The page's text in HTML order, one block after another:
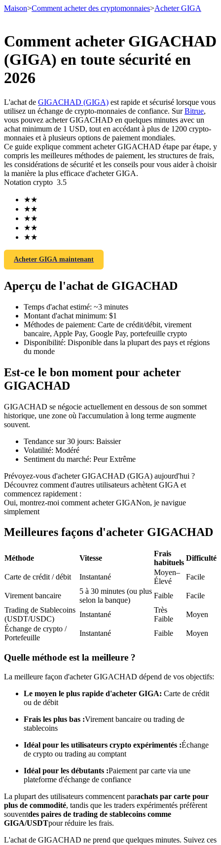
Contrats à terme
Futures USDT
Futures utilisant l'USDT comme garantie
Contrats à terme sur crypto-monnaie
TradFi
Produits dérivés sur actions, forex, métaux précieux et matières
premières
Futures USDC
Futures utilisant l'USDC comme garantie
Copie de Trading
Rejoignez les meilleurs traders
Devenez un trader de copie
Profitez du partage des bénéfices et des commissions de copy
trading
Information
commerciales, etc.
Maison>Comment acheter des cryptomonnaies>Acheter GIGA
Comment acheter GIGACHAD
(GIGA) en toute sécurité en
2026
L'achat de GIGACHAD (GIGA) est rapide et sécurisé lorsque vous
utilisez un échange de crypto-monnaies de confiance. SurBitrue,
vous pouvez acheter GIGACHAD en quelques minutes avec un
achat minimum de 1 USD, tout en accédant à plus de 1200 crypto-
monnaies et à plusieurs options de paiement mondiales.
Ce guide explique comment acheter GIGACHAD étape par étape, y
compris les meilleures méthodes de paiement, les structures de frais,
les considérations de sécurité et les conseils pour vous aider à choisir
la manière la plus efficace d'acheter GIGA.
Notation crypto 3.5
★★
★★
★★
★★
★★
Acheter GIGA maintenant
Aperçu de l'achat de GIGACHAD
Temps d'achat estimé: ~3 minutes
Montant d'achat minimum: $1
Méthodes de paiement: Carte de crédit/débit, virement
bancaire, Apple Pay, Google Pay, portefeuille crypto
Disponibilité: Disponible dans la plupart des pays et régions
du monde
Est-ce le bon moment pour acheter
GIGACHAD
GIGACHAD se négocie actuellement en dessous de son sommet
historique, une zone où l'accumulation à long terme augmente
souvent.
Tendance sur 30 jours: Baissier
Volatilité: Modéré
Sentiment du marché: Peur Extrême
Prévoyez-vous d'acheter GIGACHAD (GIGA) aujourd'hui ?
Découvrez comment d'autres utilisateurs achètent GIGA et
commencez rapidement :
Oui, montrez-moi comment acheter GIGANon, je navigue
simplement
Meilleures façons d'acheter GIGACHAD
Méthode Vitesse
Frais
habituels
Difficulté
Carte de crédit / débit Instantané
Moyen–
Élevé
Facile
Virement bancaire
5 à 30 minutes (ou plus
selon la banque)
Faible
Facile
Trading de Stablecoins
(USDT/USDC)
Instantané
Très
Faible
Moyen
Échange de crypto /
Portefeuille
Instantané Faible Moyen
Quelle méthode est la meilleure ?
La meilleure façon d'acheter GIGACHAD dépend de vos objectifs:
Le moyen le plus rapide d'acheter GIGA: Carte de crédit
ou de débit
Frais les plus bas :Virement bancaire ou trading de
stablecoins
Idéal pour les utilisateurs crypto expérimentés :Échange
de crypto ou trading au comptant
Idéal pour les débutants :Paiement par carte via une
plateforme d'échange de confiance
La plupart des utilisateurs commencent parachats par carte pour
plus de commodité, tandis que les traders expérimentés préfèrent
souventdes paires de trading de stablecoins comme
GIGA/USDTpour réduire les frais.
L'achat de GIGACHAD ne prend que quelques minutes. Suivez ces